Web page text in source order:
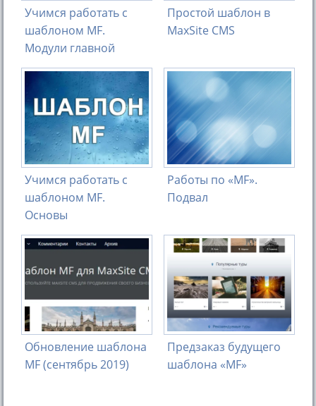
Учимся работать с
шаблоном MF.
Модули главной
Простой шаблон в
MaxSite CMS
Учимся работать с
шаблоном MF.
Основы
Работы по «MF».
Подвал
Обновление шаблона
MF (сентябрь 2019)
Предзаказ будущего
шаблона «MF»